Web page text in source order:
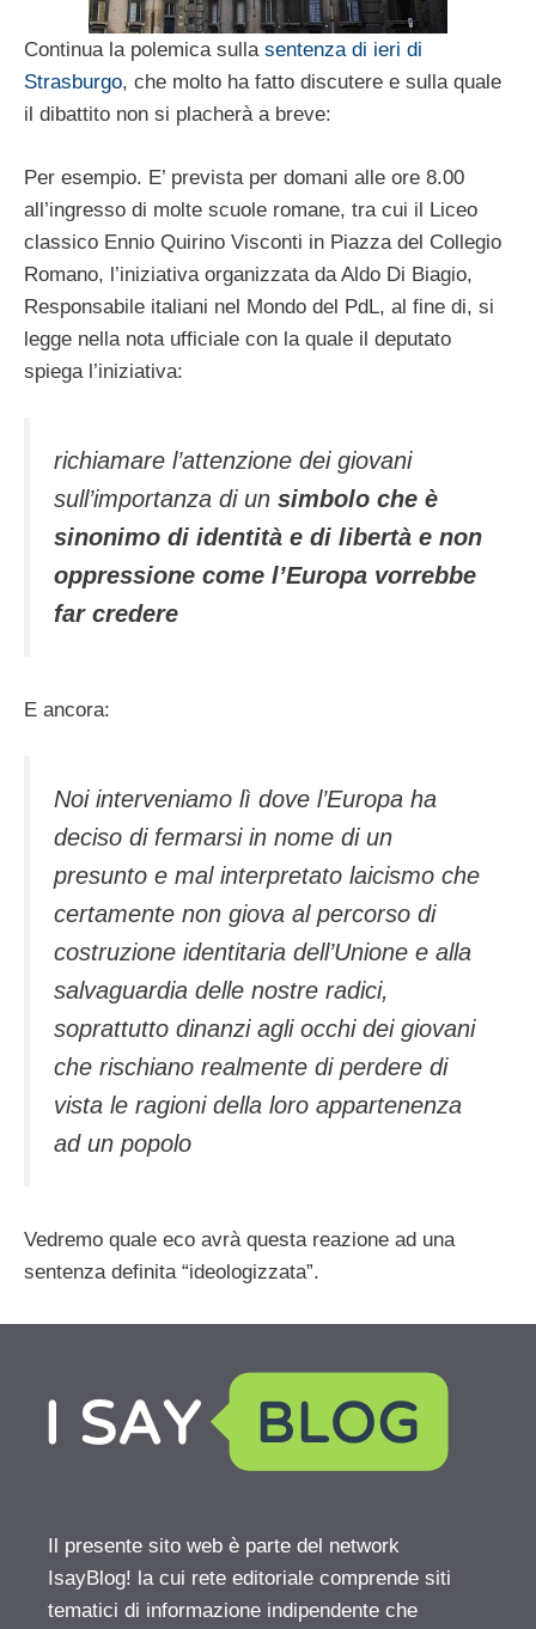
Continua la polemica sulla sentenza di ieri di
Strasburgo, che molto ha fatto discutere e sulla quale
il dibattito non si placherà a breve:
Per esempio. E’ prevista per domani alle ore 8.00
all’ingresso di molte scuole romane, tra cui il Liceo
classico Ennio Quirino Visconti in Piazza del Collegio
Romano, l’iniziativa organizzata da Aldo Di Biagio,
Responsabile italiani nel Mondo del PdL, al fine di, si
legge nella nota ufficiale con la quale il deputato
spiega l’iniziativa:
richiamare l’attenzione dei giovani
sull’importanza di un simbolo che è
sinonimo di identità e di libertà e non
oppressione come l’Europa vorrebbe
far credere
E ancora:
Noi interveniamo lì dove l’Europa ha
deciso di fermarsi in nome di un
presunto e mal interpretato laicismo che
certamente non giova al percorso di
costruzione identitaria dell’Unione e alla
salvaguardia delle nostre radici,
soprattutto dinanzi agli occhi dei giovani
che rischiano realmente di perdere di
vista le ragioni della loro appartenenza
ad un popolo
Vedremo quale eco avrà questa reazione ad una
sentenza definita “ideologizzata”.
Il presente sito web è parte del network
IsayBlog! la cui rete editoriale comprende siti
tematici di informazione indipendente che